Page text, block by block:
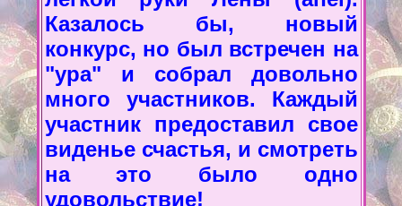
Казалось бы, новый
конкурс, но был встречен на
"ура" и собрал довольно
много участников. Каждый
участник предоставил свое
виденье счастья, и смотреть
на это было одно
удовольствие!